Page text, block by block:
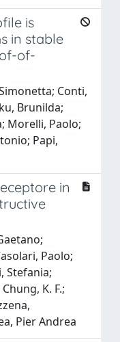
is
in stable
of-
Conti,
Brunilda;
Morelli, Paolo;
Papi,
in
Paolo;
Stefania;
K. F.;
Pier Andrea